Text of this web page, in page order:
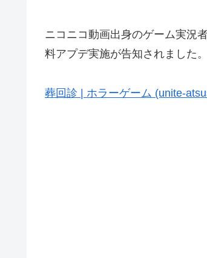
ニコニコ動画出身のゲーム実況
料アプデ実施が告知されました。
葬回診 | ホラーゲーム (unite-